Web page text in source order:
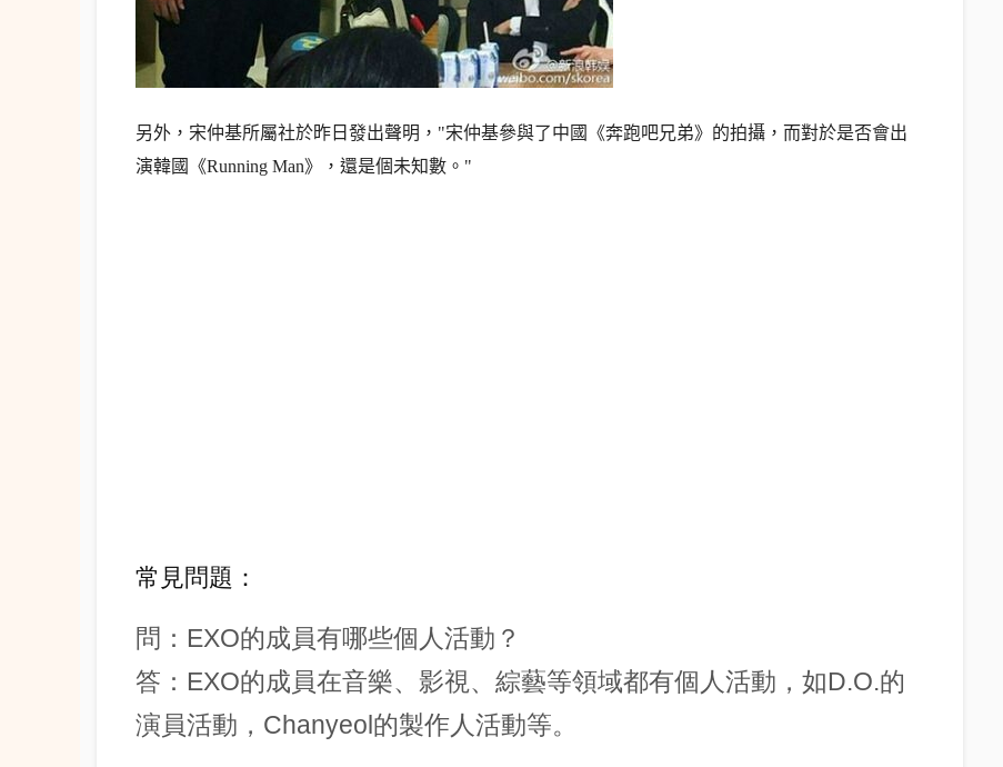
另外，宋仲基所屬社於昨日發出聲明，"宋仲基參與了中國《奔跑吧兄弟》的拍攝，而對於是否會出
演韓國《Running Man》，還是個未知數。"
常見問題：
問：EXO的成員有哪些個人活動？
答：EXO的成員在音樂、影視、綜藝等領域都有個人活動，如D.O.的
演員活動，Chanyeol的製作人活動等。